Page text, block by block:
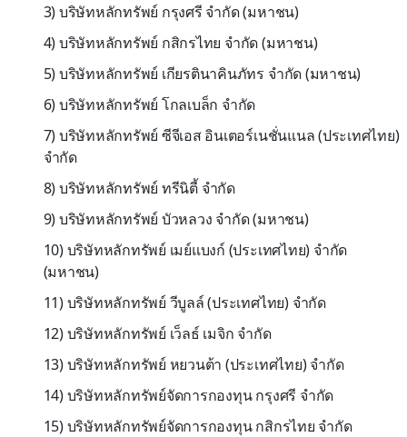
3) บริษัทหลักทรัพย์ กรุงศรี จำกัด (มหาชน)
4) บริษัทหลักทรัพย์ กสิกรไทย จำกัด (มหาชน)
5) บริษัทหลักทรัพย์ เกียรตินาคินภัทร จำกัด (มหาชน)
6) บริษัทหลักทรัพย์ โกลเบล็ก จำกัด
7) บริษัทหลักทรัพย์ ซีจีเอส อินเตอร์เนชั่นแนล (ประเทศไทย)
จำกัด
8) บริษัทหลักทรัพย์ ทรีนิตี้ จำกัด
9) บริษัทหลักทรัพย์ บัวหลวง จำกัด (มหาชน)
10) บริษัทหลักทรัพย์ เมย์แบงก์ (ประเทศไทย) จำกัด
(มหาชน)
11) บริษัทหลักทรัพย์ วีบูลล์ (ประเทศไทย) จำกัด
12) บริษัทหลักทรัพย์ เว็ลธ์ เมจิก จำกัด
13) บริษัทหลักทรัพย์ หยวนต้า (ประเทศไทย) จำกัด
14) บริษัทหลักทรัพย์จัดการกองทุน กรุงศรี จำกัด
15) บริษัทหลักทรัพย์จัดการกองทุน กสิกรไทย จำกัด